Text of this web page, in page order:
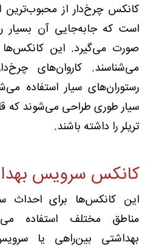
کانکس چرخ‌دار از محبوب‌ترین
است که جابه‌جایی آن بسیار
صورت می‌گیرد. این کانکس‌ها
می‌شناسند. کاروان‌های
رستوران‌های سیار استفاده
سیار طوری طراحی می‌شوند که
تریلر را داشته باشند.
کانکس سرویس
این کانکس‌ها برای احداث
مناطق مختلف استفاده
بهداشتی بین‌راهی یا